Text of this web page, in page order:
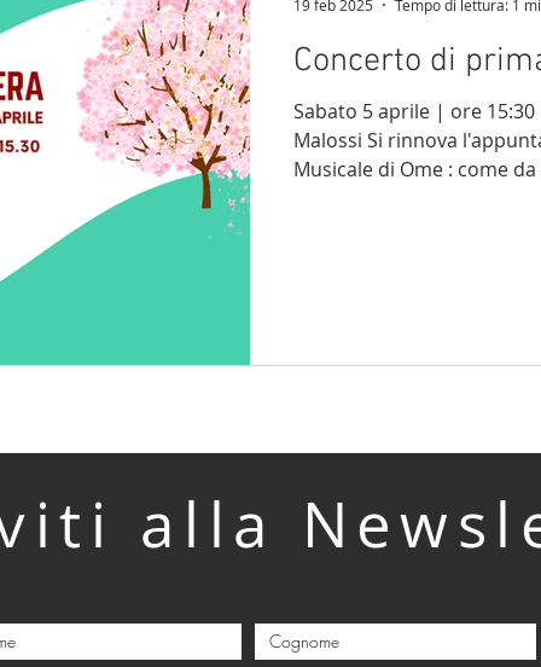
Concerto di
Sabato 5 aprile | ore
Malossi Si rinnova
Musicale di Ome : come
19 feb 2025 Tempo di lettura: 1
alla